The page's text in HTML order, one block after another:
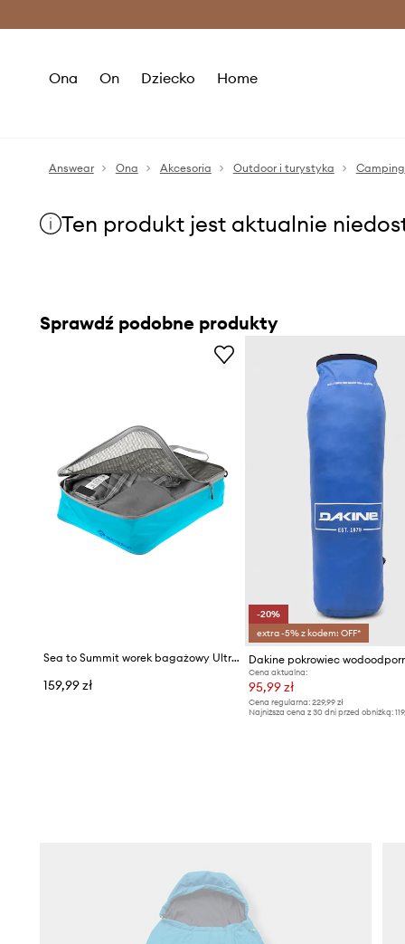
Ona On Dziecko Home
Answear Ona Akcesoria Outdoor i turystyka Camping
Ten produkt jest aktualnie
Sprawdź podobne produkty
Sea to Summit worek bagażowy Ultra-Sil Garment Mesh Bag
159,99 zł
-20%
extra -5% z kodem: OFF*
Dakine pokrowiec
Cena aktualna:
95,99 zł
Cena regularna:229,99 zł
Najniższa cena z 30 dni przed obniżką: